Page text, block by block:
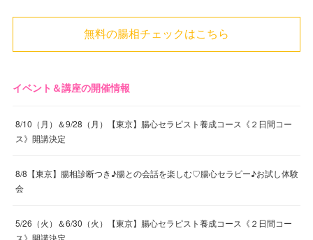
無料の腸相チェックはこちら
イベント＆講座の開催情報
8/10（月）＆9/28（月）【東京】腸心セラピスト養成コース《２日間コー
ス》開講決定
8/8【東京】腸相診断つき♪腸との会話を楽しむ♡腸心セラピー♪お試し体験
会
5/26（火）＆6/30（火）【東京】腸心セラピスト養成コース《２日間コー
ス》開講決定